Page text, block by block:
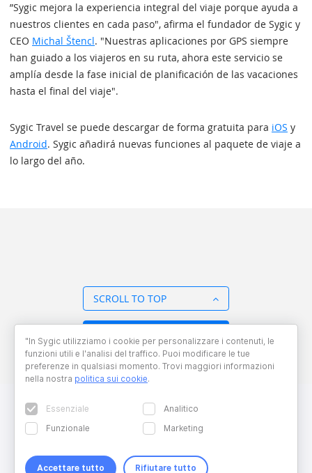
”Sygic mejora la experiencia integral del viaje porque ayuda a
nuestros clientes en cada paso", afirma el fundador de Sygic y
CEO Michal Štencl. "Nuestras aplicaciones por GPS siempre
han guiado a los viajeros en su ruta, ahora este servicio se
amplía desde la fase inicial de planificación de las vacaciones
hasta el final del viaje".
Sygic Travel se puede descargar de forma gratuita para iOS y
Android. Sygic añadirá nuevas funciones al paquete de viaje a
lo largo del año.
SCROLL TO TOP
"In Sygic utilizziamo i cookie per personalizzare i contenuti, le
funzioni utili e l'analisi del traffico. Puoi modificare le tue
preferenze in qualsiasi momento. Trovi maggiori informazioni
nella nostra politica sui cookie.
Essenziale
Analitico
Funzionale
Marketing
Accettare tutto Rifiutare tutto